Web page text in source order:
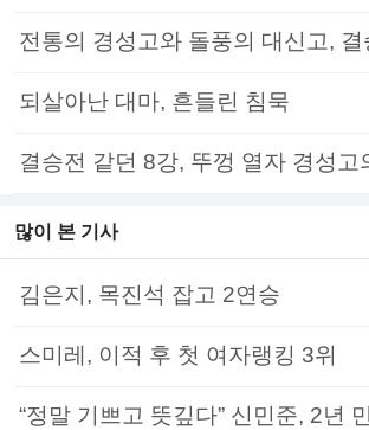
전통의 경성고와 돌풍의 대신고, 결
되살아난 대마, 흔들린 침묵
결승전 같던 8강, 뚜껑 열자 경성고
많이 본 기사
김은지, 목진석 잡고 2연승
스미레, 이적 후 첫 여자랭킹 3위
“정말 기쁘고 뜻깊다” 신민준, 2년